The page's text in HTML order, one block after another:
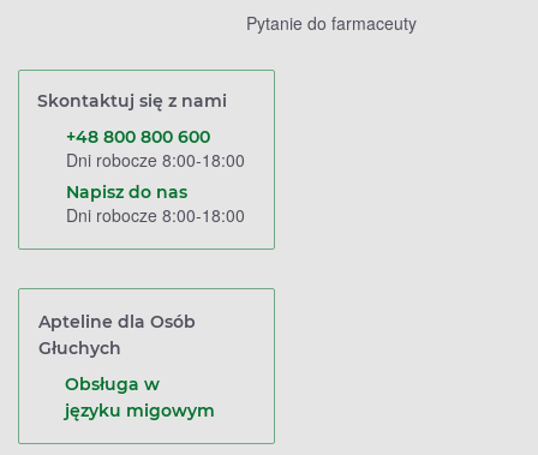
Pytanie do farmaceuty
Skontaktuj się z nami
+48 800 800 600
Dni robocze 8:00-18:00
Napisz do nas
Dni robocze 8:00-18:00
Apteline dla Osób
Głuchych
Obsługa w
języku migowym